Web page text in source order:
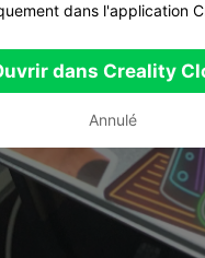
dans l'application
dans Creality
Annulé